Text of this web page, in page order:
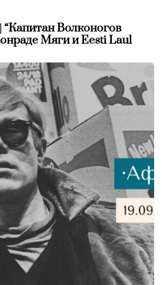
“Капитан Волконогов
Мяги и Eesti Laul